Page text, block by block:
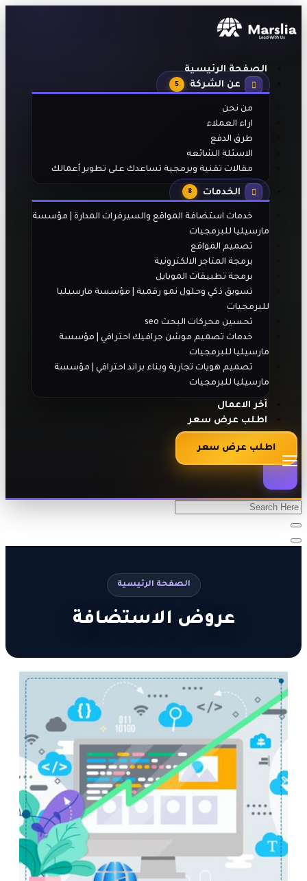
الصفحة الرئيسية
عن الشركة
5
من نحن
اراء العملاء
طرق الدفع
الاسئلة الشائعه
مقالات تقنية وبرمجية تساعدك على تطوير أعمالك
الخدمات 8
خدمات استضافة المواقع والسيرفرات المدارة | مؤسسة
مارسيليا للبرمجيات
تصميم المواقع
برمجة المتاجر الالكترونية
برمجة تطبيقات الموبايل
تسويق ذكي وحلول نمو رقمية | مؤسسة مارسيليا
للبرمجيات
تحسين محركات البحث seo
خدمات تصميم موشن جرافيك احترافي | مؤسسة
مارسيليا للبرمجيات
تصميم هويات تجارية وبناء براند احترافي | مؤسسة
مارسيليا للبرمجيات
آخر الاعمال
اطلب عرض سعر
اطلب عرض سعر
الصفحة الرئيسية
عروض الاستضافة